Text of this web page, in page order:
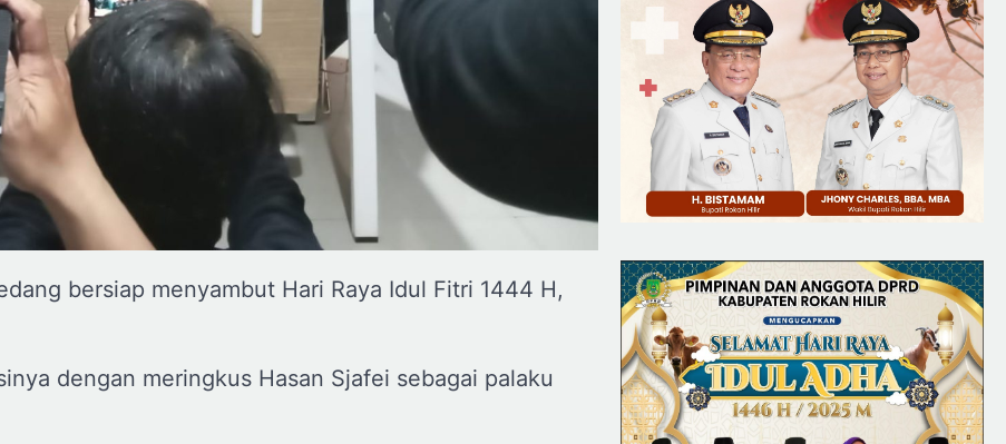
bersiap menyambut Hari Raya Idul Fitri 1444 H,
dengan meringkus Hasan Sjafei sebagai palaku